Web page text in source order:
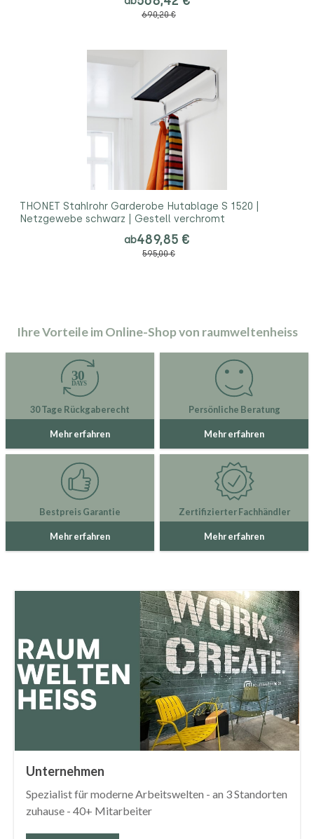
690,20 €
THONET Stahlrohr Garderobe Hutablage S 1520 |
Netzgewebe schwarz | Gestell verchromt
ab489,85 €
595,00 €
Ihre Vorteile im Online-Shop von raumweltenheiss
30 Tage Rückgaberecht
Mehr erfahren
Persönliche Beratung
Mehr erfahren
Bestpreis Garantie
Mehr erfahren
Zertifizierter Fachhändler
Mehr erfahren
Unternehmen
Spezialist für moderne Arbeitswelten - an 3 Standorten
zuhause - 40+ Mitarbeiter